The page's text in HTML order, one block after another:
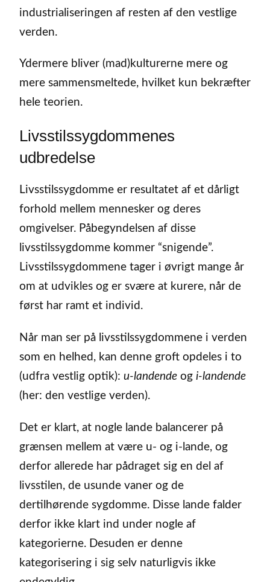
industrialiseringen af resten af den vestlige
verden.
Ydermere bliver (mad)kulturerne mere og
mere sammensmeltede, hvilket kun bekræfter
hele teorien.
Livsstilssygdommenes
udbredelse
Livsstilssygdomme er resultatet af et dårligt
forhold mellem mennesker og deres
omgivelser. Påbegyndelsen af disse
livsstilssygdomme kommer “snigende”.
Livsstilssygdommene tager i øvrigt mange år
om at udvikles og er svære at kurere, når de
først har ramt et individ.
Når man ser på livsstilssygdommene i verden
som en helhed, kan denne groft opdeles i to
(udfra vestlig optik): u-landende og i-landende
(her: den vestlige verden).
Det er klart, at nogle lande balancerer på
grænsen mellem at være u- og i-lande, og
derfor allerede har pådraget sig en del af
livsstilen, de usunde vaner og de
dertilhørende sygdomme. Disse lande falder
derfor ikke klart ind under nogle af
kategorierne. Desuden er denne
kategorisering i sig selv naturligvis ikke